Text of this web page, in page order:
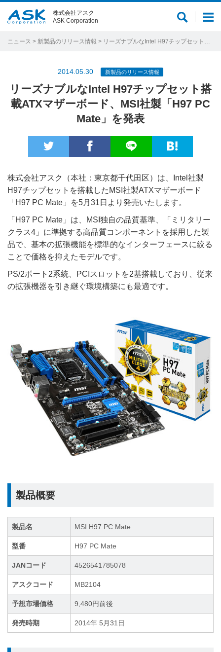
メ
ュ
サ
ト
株式会社アスク
ASK Corporation
ニュース > 新製品のリリース情報 > リーズナブルなIntel H97チップセット搭載ATXマザーボード、MSI社製「H97 PC Mate」を発表
2014.05.30 新製品のリリース情報
リーズナブルなIntel H97チップセット搭
載ATXマザーボード、MSI社製「H97 PC
Mate」を発表
株式会社アスク（本社：東京都千代田区）は、Intel社製
H97チップセットを搭載したMSI社製ATXマザーボード
「H97 PC Mate」を5月31日より発売いたします。
「H97 PC Mate」は、MSI独自の品質基準、「ミリタリー
クラス4」に準拠する高品質コンポーネントを採用した製
品で、基本の拡張機能を標準的なインターフェースに絞る
ことで価格を抑えたモデルです。
PS/2ポート2系統、PCIスロットを2基搭載しており、従来
の拡張機器を引き継ぐ環境構築にも最適です。
製品概要
製品名 MSI H97 PC Mate
型番 H97 PC Mate
JANコード 4526541785078
アスクコード MB2104
予想市場価格 9,480円前後
発売時期 2014年 5月31日